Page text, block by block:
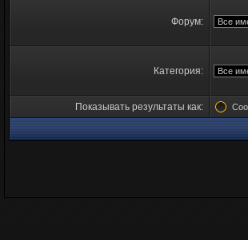
Форум:
Категория:
Показывать результаты как: